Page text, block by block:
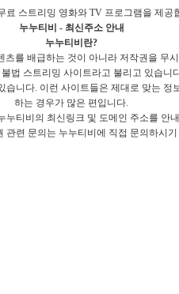
료 스트리밍 영화와 TV 프로그램을 제공
누누티비 - 최신주소 안내
누누티비란?
를 배급하는 것이 아니라 저작권을 무
법 스트리밍 사이트라고 불리고 있습니
니다. 이런 사이트들은 제대로 맞는
하는 경우가 많은 편입니다.
누티비의 최신링크 및 도메인 주소를 안
관련 문의는 누누티비에 직접 문의하시